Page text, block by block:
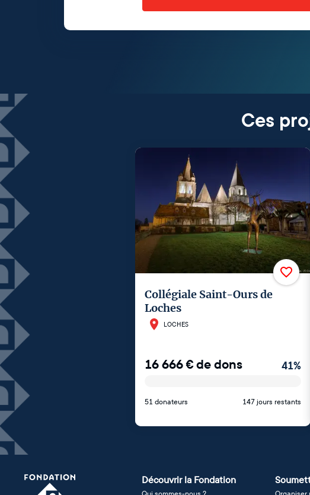
Ces
Collégiale Saint-Ours de
Loches
LOCHES
16 666€de dons 41%
51 donateurs 147 jours restants
Découvrir la Fondation